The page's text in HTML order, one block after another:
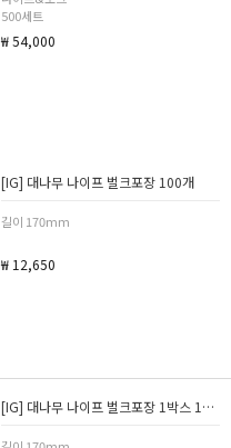
500세트
₩ 54,000
[IG] 대나무 나이프 벌크포장 100개
길이 170mm
₩ 12,650
[IG] 대나무 나이프 벌크포장 1박스 1000개